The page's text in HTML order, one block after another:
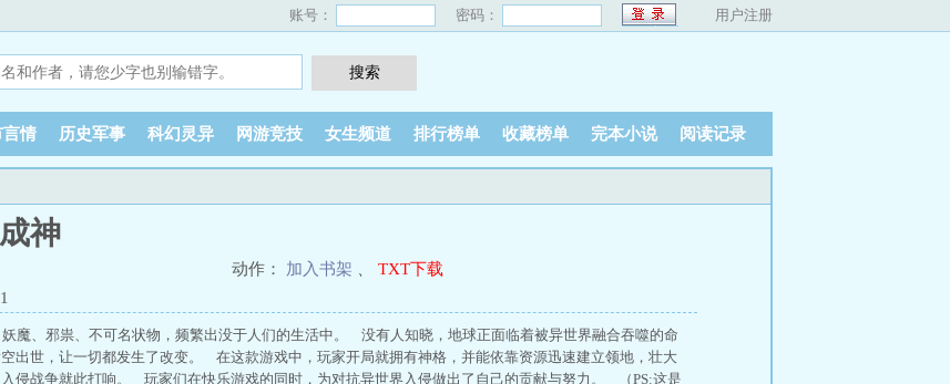
账号： 密码： 用户注册
言情 历史军事 科幻灵异 网游竞技 女生频道 排行榜单 收藏榜单 完本小说 阅读记录
神
动作： 加入书架
TXT下载
魔、邪祟、不可名状物，频繁出没于人们的生活中。 没有人知晓，地球正面临着被异世界融合吞噬的命
出世，让一切都发生了改变。 在这款游戏中，玩家开局就拥有神格，并能依靠资源迅速建立领地，壮大
战争就此打响。 玩家们在快乐游戏的同时，为对抗异世界入侵做出了自己的贡献与努力。 （PS:这是